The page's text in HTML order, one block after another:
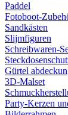
Paddel
Fotoboot-
Sandkästen
Slijmfiguren
Schreibwaren-
Gürtel
3D-Malset
Party-Kerzen